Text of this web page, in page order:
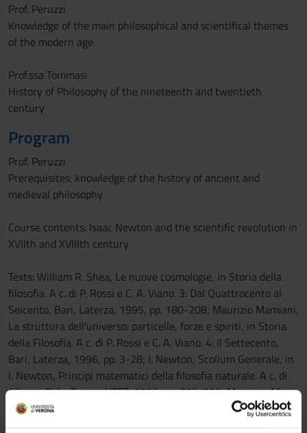
Prof. Peruzzi
Knowledge of the main philosophical and scientifical themes
of the modern age
Prof.ssa Tommasi
History of Philosophy of the nineteenth and twentieth
century
Program
Prof. Peruzzi
Prerequisites: knowledge of the history of ancient and
medieval philosophy
Course contents: Isaac Newton and the scientific revolution in
XVIIth and XVIIIth century
Texts: William R. Shea, Le nuove cosmologie, in Storia della
filosofia. A c. di P. Rossi e C. A. Viano. 3: Dal Quattrocento al
Seicento, Bari, Laterza, 1995, pp. 180-208; Maurizio Mamiani,
La struttura dell'universo: particelle, forze e spiriti, in Storia
della Filosofia. A c. di P. Rossi e C. A. Viano. 4: Il Settecento,
Bari, Laterza, 1996, pp. 3-28; I. Newton, Scolium Generale, in
I. Newton, Principi matematici della filosofia naturale. A c. di
Alberto Pala, Torino, UTET, 1965, pp. 793-802; Massimo Mori,
Storia della Filosofia moderna, Roma-Bari, Laterza, 2005 (rist.
2009), capitoli 5-16 (da Cartesio a Kant)